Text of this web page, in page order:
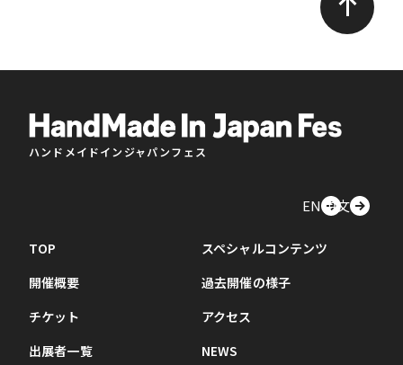
ハンドメイドインジャパンフェス
EN中文
TOP
開催概要
チケット
出展者一覧
スペシャルコンテンツ
過去開催の様子
アクセス
NEWS